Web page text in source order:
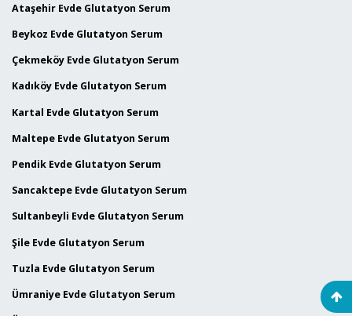
Ataşehir Evde Glutatyon Serum
Beykoz Evde Glutatyon Serum
Çekmeköy Evde Glutatyon Serum
Kadıköy Evde Glutatyon Serum
Kartal Evde Glutatyon Serum
Maltepe Evde Glutatyon Serum
Pendik Evde Glutatyon Serum
Sancaktepe Evde Glutatyon Serum
Sultanbeyli Evde Glutatyon Serum
Şile Evde Glutatyon Serum
Tuzla Evde Glutatyon Serum
Ümraniye Evde Glutatyon Serum